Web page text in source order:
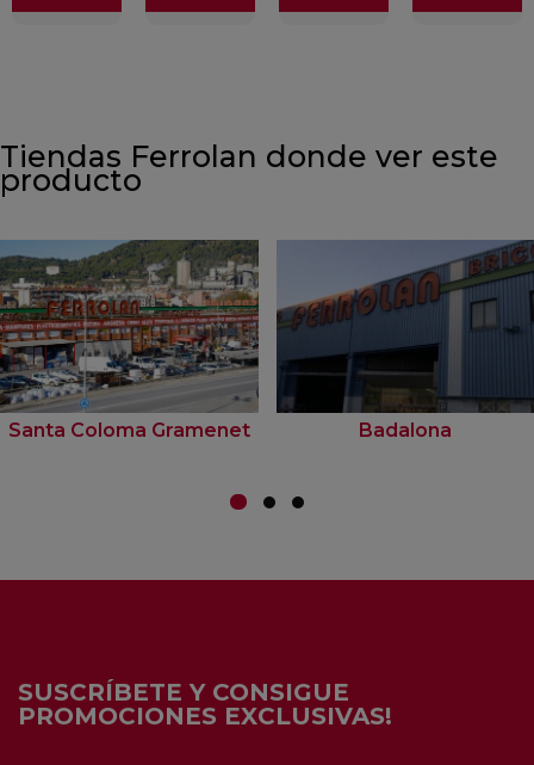
Tiendas Ferrolan donde ver este
producto
Santa Coloma Gramenet Badalona
SUSCRÍBETE Y CONSIGUE
PROMOCIONES EXCLUSIVAS!